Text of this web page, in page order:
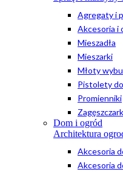
Agregaty i
Akcesoria i
Mieszadła
Mieszarki
Młoty
Pistolety
Promienniki
Dom i ogród
Architektura
Akcesoria
Akcesoria